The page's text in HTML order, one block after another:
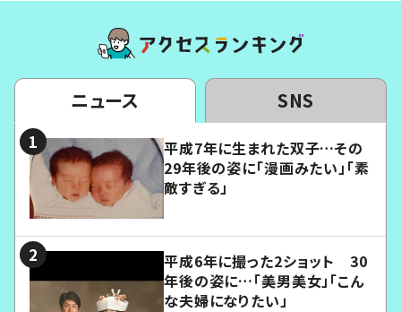
ニュース SNS
平成7年に生まれた双子…その
29年後の姿に「漫画みたい」「素
敵すぎる」
平成6年に撮った2ショット 30
年後の姿に…「美男美女」「こん
な夫婦になりたい」